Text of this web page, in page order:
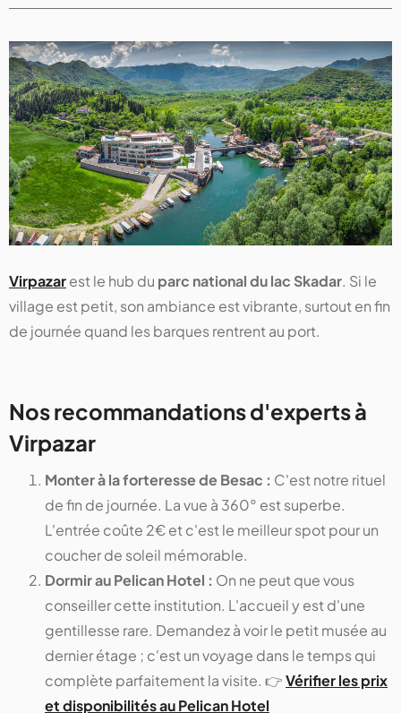
Virpazarest le hub du parc national du lac Skadar. Si le
village est petit, son ambiance est vibrante, surtout en fin
de journée quand les barques rentrent au port.
Nos recommandations d'experts à
Virpazar
Monter à la forteresse de Besac : C'est notre rituel
de fin de journée. La vue à 360° est superbe.
L'entrée coûte 2€ et c'est le meilleur spot pour un
coucher de soleil mémorable.
Dormir au Pelican Hotel : On ne peut que vous
conseiller cette institution. L'accueil y est d'une
gentillesse rare. Demandez à voir le petit musée au
dernier étage ; c'est un voyage dans le temps qui
complète parfaitement la visite. 👉Vérifier les prix
et disponibilités au Pelican Hotel